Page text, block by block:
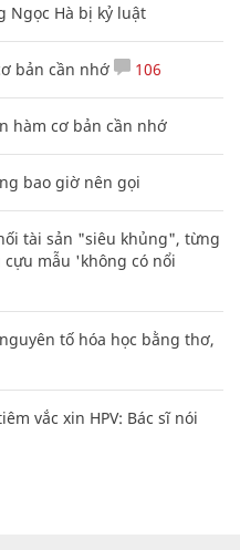
Ngọc Hà bị kỷ luật
bản cần nhớ 106
hàm cơ bản cần nhớ
bao giờ nên gọi
tài sản "siêu khủng", từng
mẫu 'không có nổi
tố hóa học bằng thơ,
vắc xin HPV: Bác sĩ nói